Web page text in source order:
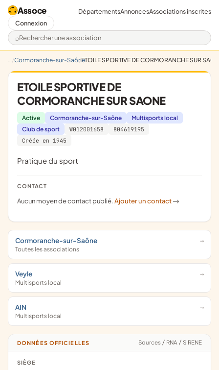
Assoce
Rechercher une association
DépartementsAnnoncesAssociations inscrites
Connexion
Cormoranche-sur-SaôneETOILE SPORTIVE DE CORMORANCHE SUR
ETOILE SPORTIVE DE
CORMORANCHE SUR SAONE
Active Cormoranche-sur-Saône
Multisports local
Club de sport
W012001658
804619195
Créée en 1945
pratique du sport
CONTACT
Aucun moyen de contact publié.Ajouter un contact ->
Cormoranche-sur-Saône
Toutes les associations
Veyle
Multisports local
AIN
Multisports local
DONNÉES OFFICIELLES Sources / RNA / SIRENE
SIÈGE